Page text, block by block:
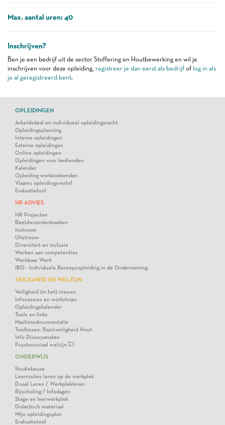
Max. aantal uren: 40
Inschrijven?
Ben je een bedrijf uit de sector Stoffering en Houtbewerking en wil je
inschrijven voor deze opleiding, registreer je dan eerst als bedrijf of log in als
je al geregistreerd bent.
OPLEIDINGEN
Arbeidsdeal en individueel opleidingsrecht
Opleidingsplanning
Interne opleidingen
Externe opleidingen
Online opleidingen
Opleidingen voor bedienden
Kalender
Opleiding werkzoekenden
Vlaams opleidingsverlof
Evaluatietool
HR ADVIES
HR Projecten
Beeldwoordenboeken
Instroom
Uitstroom
Diversiteit en inclusie
Werken aan competenties
Werkbaar Werk
IBO - Individuele Beroepsopleiding in de Onderneming
VEILIGHEID EN WELZIJN
Veiligheid (in het) nieuws
Infosessies en workshops
Opleidingskalender
Tools en links
Machinedocumentatie
Toolboxen: Basisveiligheid Hout
Info Diisocyanaten
Psychosociaal welzijn
ONDERWIJS
Studiekeuze
Leerroutes leren op de werkplek
Duaal Leren / Werkplekleren
Bijscholing / Infodagen
Stage en leerwerkplek
Didactisch materiaal
Mijn opleidingsplan
Evaluatietool